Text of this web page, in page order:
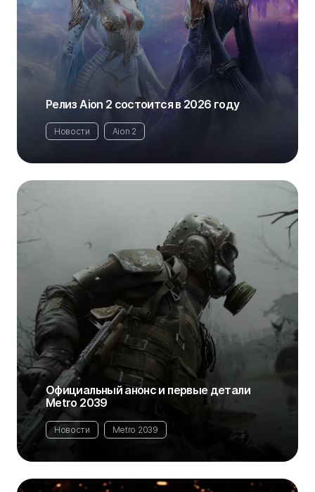
Релиз Aion 2 состоится в 2026 году
Новости Aion 2
Официальный анонс и первые детали
Metro 2039
Новости Metro 2039